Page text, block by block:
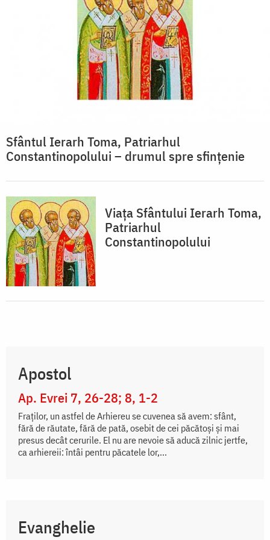
Sfântul Ierarh Toma, Patriarhul
Constantinopolului – drumul spre sfințenie
Viața Sfântului Ierarh Toma,
Patriarhul
Constantinopolului
Apostol
Ap. Evrei 7, 26-28; 8, 1-2
Fraţilor, un astfel de Arhiereu se cuvenea să avem: sfânt,
fără de răutate, fără de pată, osebit de cei păcătoşi şi mai
presus decât cerurile. El nu are nevoie să aducă zilnic jertfe,
ca arhiereii: întâi pentru păcatele lor,...
Evanghelie